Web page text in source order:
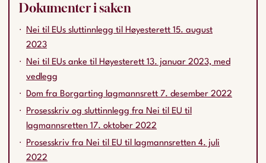
Dokumenter i saken
Nei til EUs sluttinnlegg til Høyesterett 15. august
2023
Nei til EUs anke til Høyesterett 13. januar 2023, med
vedlegg
Dom fra Borgarting lagmannsrett 7. desember 2022
Prosesskriv og sluttinnlegg fra Nei til EU til
lagmannsretten 17. oktober 2022
Prosesskriv fra Nei til EU til lagmannsretten 4. juli
2022